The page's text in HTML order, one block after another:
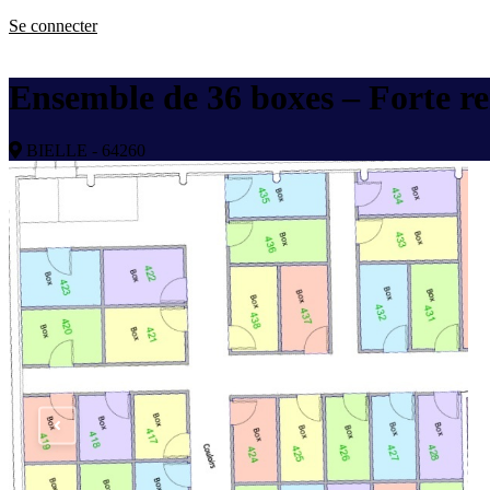
Se connecter
Ensemble de 36 boxes – Forte
BIELLE - 64260